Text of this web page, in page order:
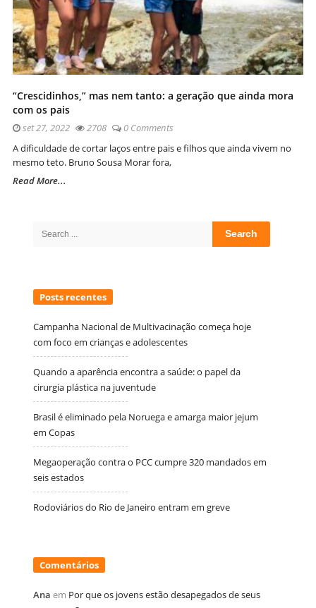
“Crescidinhos,” mas nem tanto: a geração que ainda mora
com os pais
set 27, 2022 2708
0 Comments
A dificuldade de cortar laços entre pais e filhos que ainda vivem no
mesmo teto. Bruno Sousa Morar fora,
Read More...
Posts recentes
Campanha Nacional de Multivacinação começa hoje
com foco em crianças e adolescentes
Quando a aparência encontra a saúde: o papel da
cirurgia plástica na juventude
Brasil é eliminado pela Noruega e amarga maior jejum
em Copas
Megaoperação contra o PCC cumpre 320 mandados em
seis estados
Rodoviários do Rio de Janeiro entram em greve
Comentários
Ana em Por que os jovens estão desapegados de seus